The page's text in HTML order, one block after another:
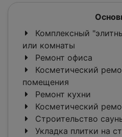
Комплексный
или комнаты
Ремонт офиса
Косметический
помещения
Ремонт кухни
Косметический
Строительство
Укладка плитки на